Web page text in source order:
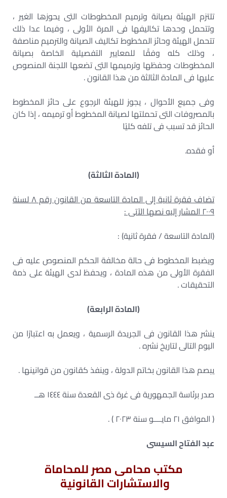
تلتزم الهيئة بصيانة وترميم المخطوطات التى يحوزها الغير ،
وتتحمل وحدها تكاليفها فى المرة الأولى ، وفيما عدا ذلك
تتحمل الهيئة وحائز المخطوط تكاليف الصيانة والترميم مناصفة
، وذلك كله وفقًا للمعايير التفصيلية الخاصة بصيانة
المخطوطات وحفظها وترميمها التى تضعها اللجنة المنصوص
عليها فى المادة الثالثة من هذا القانون .
وفى جميع الأحوال ، يجوز للهيئة الرجوع على حائز المخطوط
بالمصروفات التى تحملتها لصيانة المخطوط أو ترميمه ، إذا كان
الحائز قد تسبب فى تلفه كليًا
أو فقده.
(المادة الثالثة)
تضاف فقرة ثانية إلى المادة التاسعة من القانون رقم ٨ لسنة
٢٠٠٩ المشار إليه نصها الآتى :
(المادة التاسعة / فقرة ثانية) :
ويضبط المخطوط فى حالة مخالفة الحكم المنصوص عليه فى
الفقرة الأولى من هذه المادة ، ويحفظ لدى الهيئة على ذمة
التحقيقات .
(المادة الرابعة)
ينشر هذا القانون فى الجريدة الرسمية ، ويعمل به اعتبارًا من
اليوم التالى لتاريخ نشره .
يبصم هذا القانون بخاتم الدولة ، وينفذ كقانون من قوانينها .
صدر برئاسة الجمهورية فى غرة ذى القعدة سنة ١٤٤٤ هــ
( الموافق ٢١ مايــــو سنة ٢٠٢٣ ) .
عبد الفتاح السيسى
مكتب محامى مصر للمحاماة
والاستشارات القانونية